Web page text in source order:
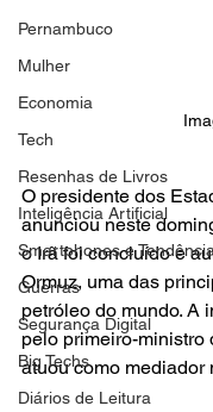
Pernambuco
Mulher
Economia
Tech
Resenhas de Livros
Inteligência Artificial
Smartphones e
Guerras
Segurança Digital
Big Techs
Diários de Leitura
O presidente dos
anunciou neste
o Irã foi concluído e
Ormuz, uma das
petróleo do mundo. A
pelo primeiro-ministro
atuou como mediador